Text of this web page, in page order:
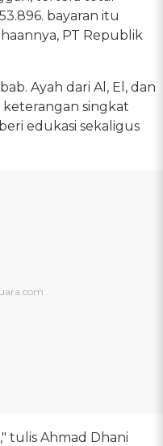
bayaran itu
PT Republik
Ayah dari Al, El, dan
singkat
edukasi sekaligus
tulis Ahmad Dhani